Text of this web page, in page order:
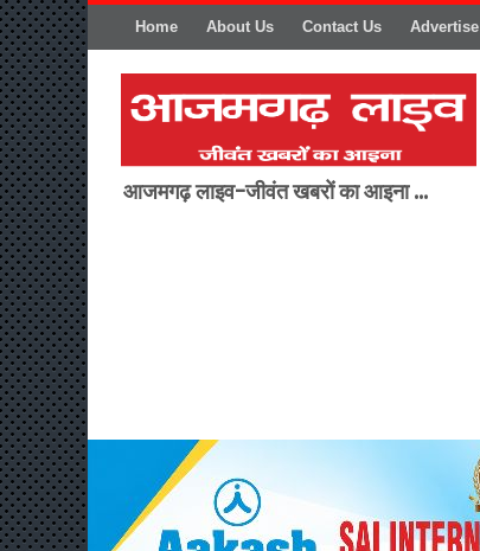
Home About Us Contact Us Advertise
आजमगढ़ लाइव-जीवंत खबरों का आइना ...